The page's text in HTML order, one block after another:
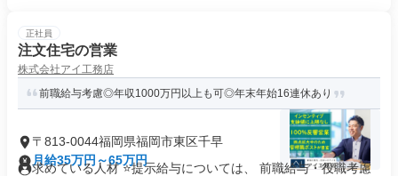
正社員
注文住宅の営業
株式会社アイ工務店
前職給与考慮◎年収1000万円以上も可◎年末年始16連休あり
〒813-0044福岡県福岡市東区千早
月給35万円～65万円
求めている人材 ⭐提示給与については、 前職給与・役職考慮